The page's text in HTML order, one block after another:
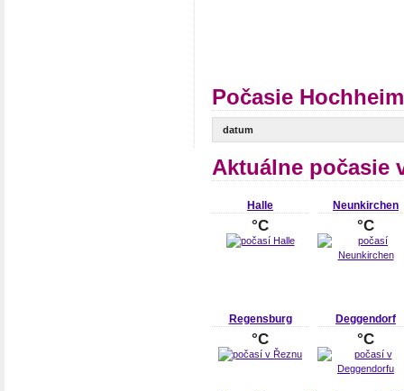
Počasie
datum
Aktuálne počasie
Halle
°C
Neunkirchen
°C
Regensburg
°C
Deggendorf
°C